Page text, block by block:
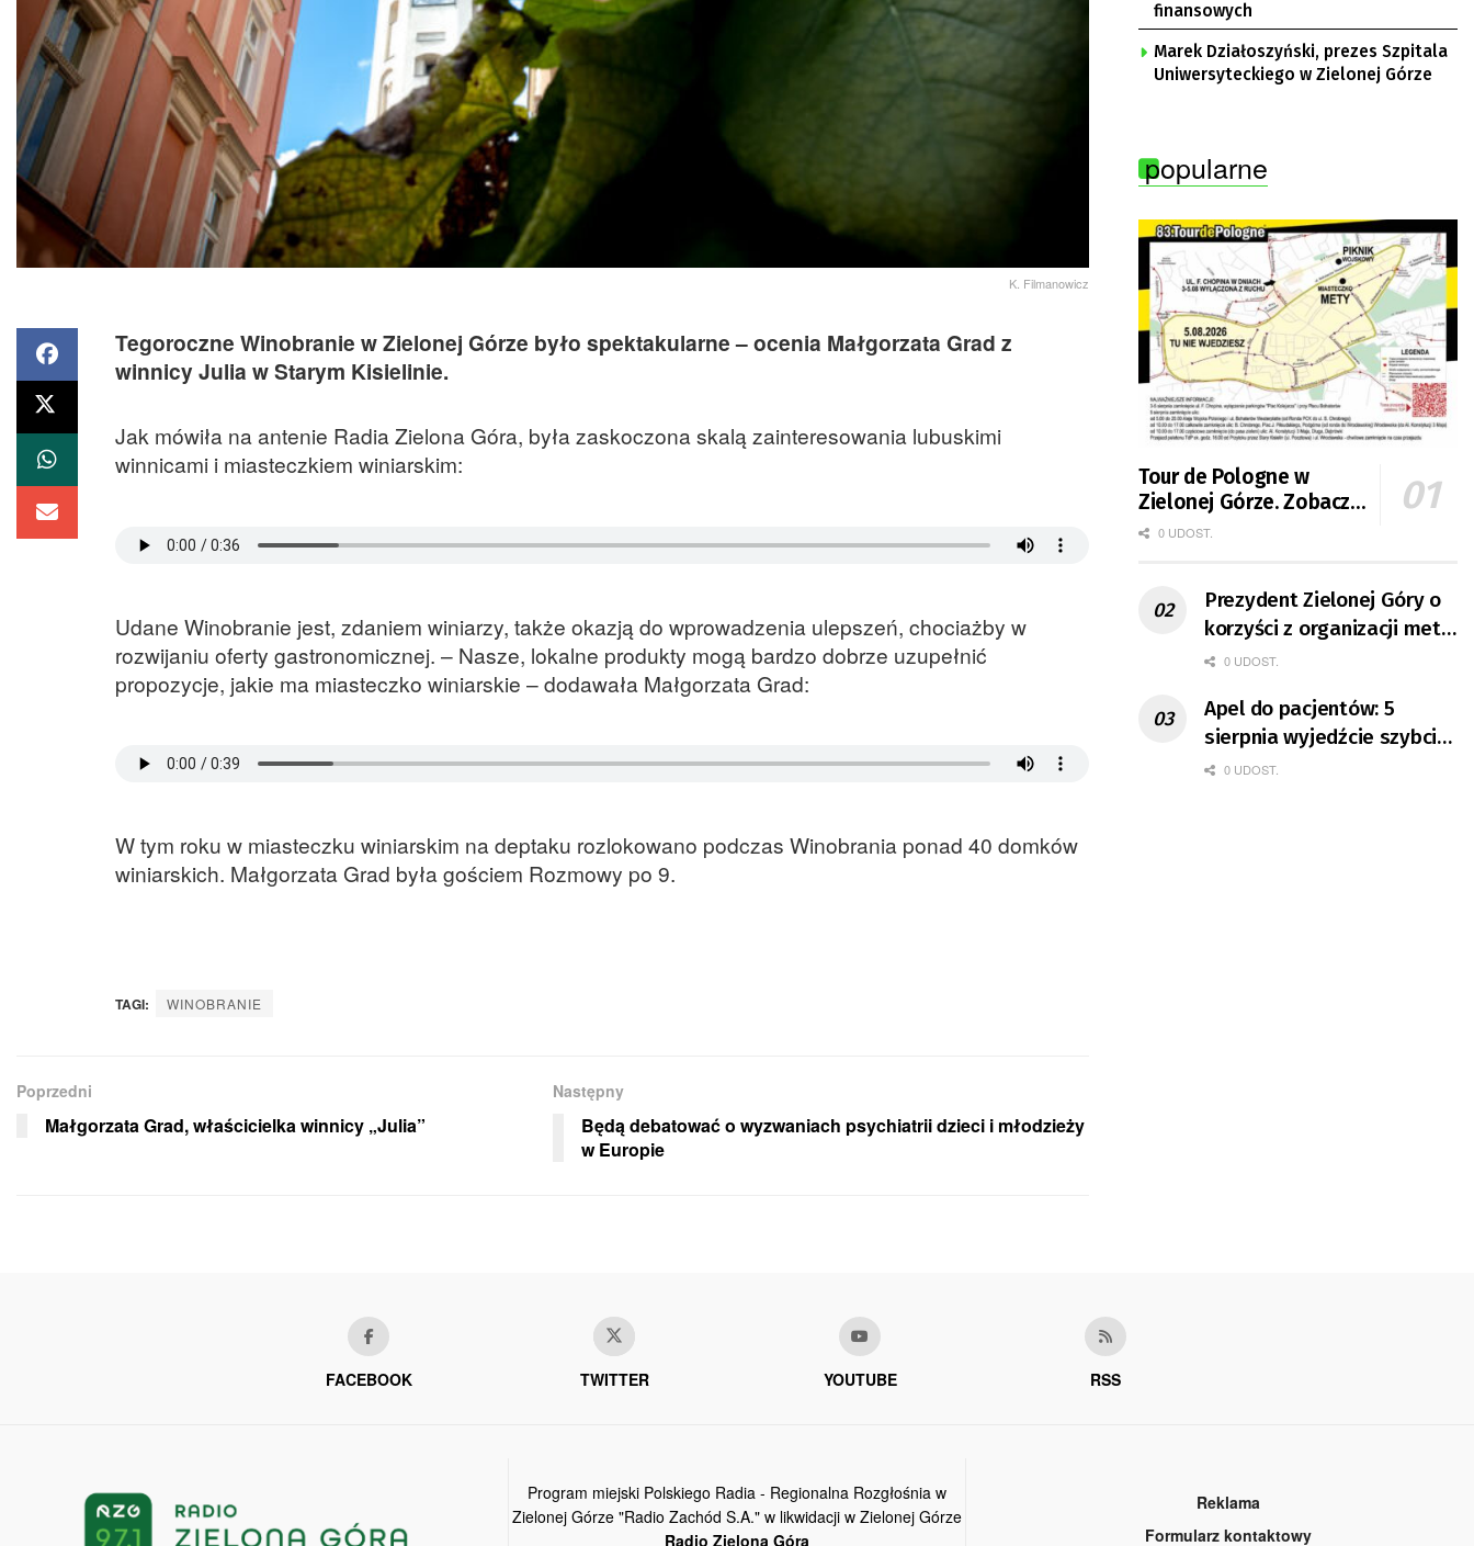
K. Filmanowicz
Tegoroczne Winobranie w Zielonej Górze było spektakularne – ocenia Małgorzata Grad z
winnicy Julia w Starym Kisielinie.
Jak mówiła na antenie Radia Zielona Góra, była zaskoczona skalą zainteresowania lubuskimi
winnicami i miasteczkiem winiarskim:
Udane Winobranie jest, zdaniem winiarzy, także okazją do wprowadzenia ulepszeń, chociażby w
rozwijaniu oferty gastronomicznej. – Nasze, lokalne produkty mogą bardzo dobrze uzupełnić
propozycje, jakie ma miasteczko winiarskie – dodawała Małgorzata Grad:
W tym roku w miasteczku winiarskim na deptaku rozlokowano podczas Winobrania ponad 40 domków
winiarskich. Małgorzata Grad była gościem Rozmowy po 9.
TAGI: WINOBRANIE
Poprzedni
Małgorzata Grad, właścicielka winnicy „Julia”
Następny
Będą debatować o wyzwaniach psychiatrii dzieci i młodzieży
w Europie
finansowych
Marek Działoszyński, prezes Szpitala
Uniwersyteckiego w Zielonej Górze
popularne
Tour de Pologne w
Zielonej Górze. Zobacz
zmiany w organizacji
0 UDOST.
Prezydent Zielonej Góry o
korzyści z organizacji mety
Tour de Pologne
0 UDOST.
Apel do pacjentów: 5
sierpnia wyjedźcie szybciej
z domów
0 UDOST.
FACEBOOK TWITTER YOUTUBE RSS
Program miejski Polskiego Radia - Regionalna Rozgłośnia w
Zielonej Górze "Radio Zachód S.A." w likwidacji w Zielonej Górze
Radio Zielona Góra
Reklama
Formularz kontaktowy